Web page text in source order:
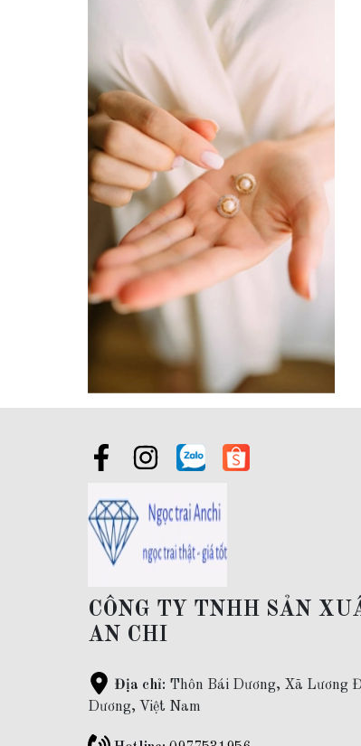
CÔNG TY TNHH SẢN
AN CHI
Địa chỉ: Thôn Bái Dương, Xã Lương
Dương, Việt Nam